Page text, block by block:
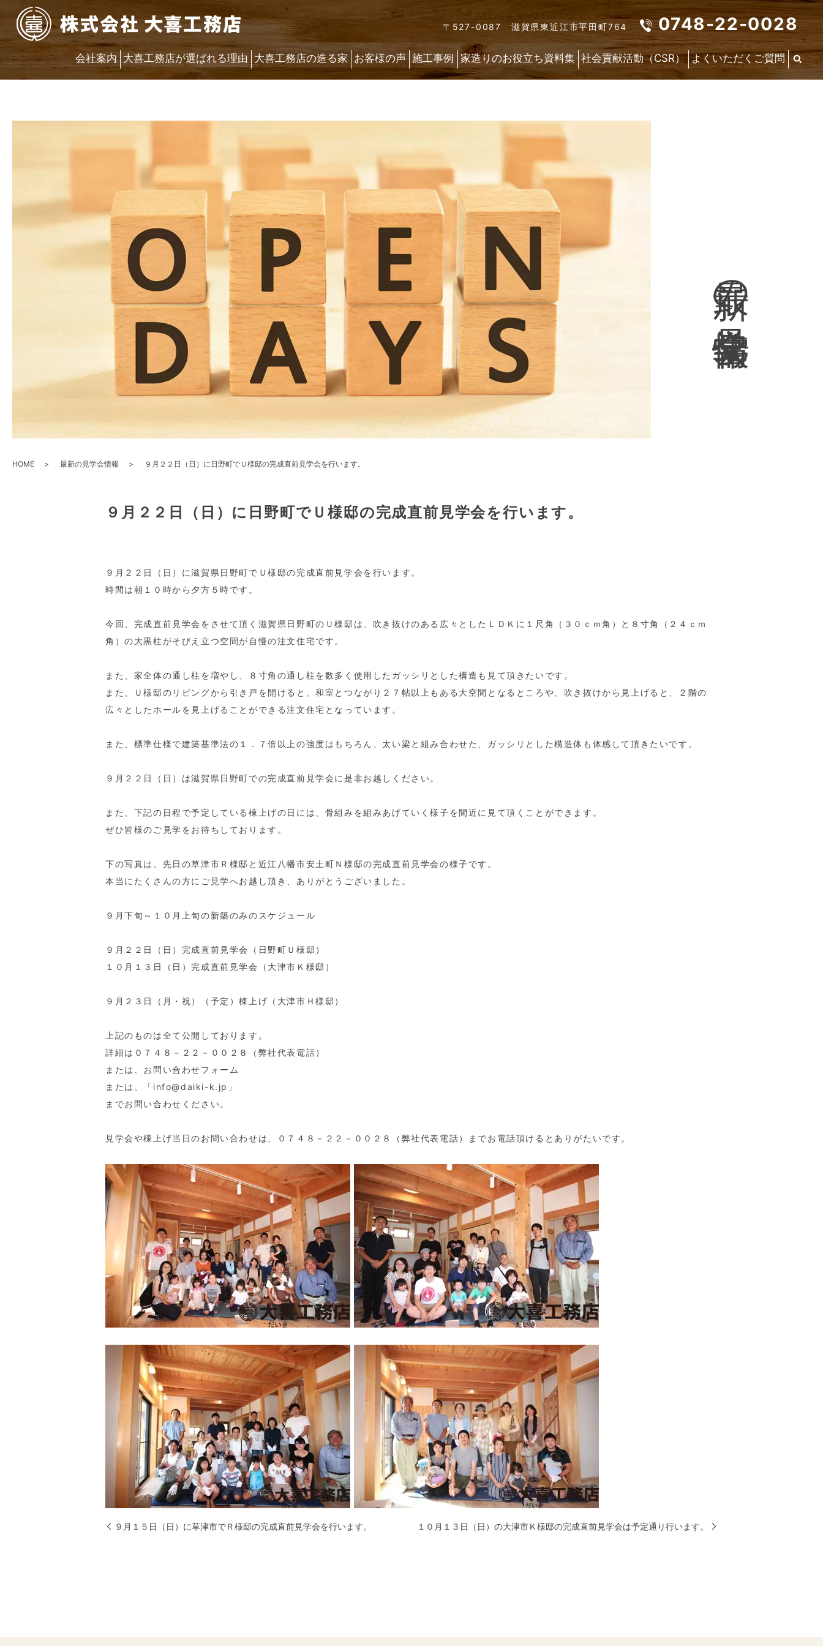
〒527-0087 滋賀県東近江市平田町764 0748-22-0028
会社案内 大喜工務店が選ばれる理由 大喜工務店の造る家 お客様の声 施工事例 家造りのお役立ち資料集 社会貢献活動（CSR） よくいただくご質問
の
HOME 最新の見学会情報 ９月２２日（日）に日野町でＵ様邸の完成直前見学会を行います。
９月２２日（日）に日野町でＵ様邸の完成直前見学会を行います。
９月２２日（日）に滋賀県日野町でＵ様邸の完成直前見学会を行います。
時間は朝１０時から夕方５時です。
今回、完成直前見学会をさせて頂く滋賀県日野町のＵ様邸は、吹き抜けのある広々としたＬＤＫに１尺角（３０ｃｍ角）と８寸角（２４ｃｍ
角）の大黒柱がそびえ立つ空間が自慢の注文住宅です。
また、家全体の通し柱を増やし、８寸角の通し柱を数多く使用したガッシリとした構造も見て頂きたいです。
また、Ｕ様邸のリビングから引き戸を開けると、和室とつながり２７帖以上もある大空間となるところや、吹き抜けから見上げると、２階の
広々としたホールを見上げることができる注文住宅となっています。
また、標準仕様で建築基準法の１．７倍以上の強度はもちろん、太い梁と組み合わせた、ガッシリとした構造体も体感して頂きたいです。
９月２２日（日）は滋賀県日野町での完成直前見学会に是非お越しください。
また、下記の日程で予定している棟上げの日には、骨組みを組みあげていく様子を間近に見て頂くことができます。
ぜひ皆様のご見学をお待ちしております。
下の写真は、先日の草津市Ｒ様邸と近江八幡市安土町Ｎ様邸の完成直前見学会の様子です。
本当にたくさんの方にご見学へお越し頂き、ありがとうございました。
９月下旬～１０月上旬の新築のみのスケジュール
９月２２日（日）完成直前見学会（日野町Ｕ様邸）
１０月１３日（日）完成直前見学会（大津市Ｋ様邸）
９月２３日（月・祝）（予定）棟上げ（大津市Ｈ様邸）
上記のものは全て公開しております。
詳細は０７４８－２２－００２８（弊社代表電話）
または、お問い合わせフォーム
または、「info@daiki-k.jp」
までお問い合わせください。
見学会や棟上げ当日のお問い合わせは、０７４８－２２－００２８（弊社代表電話）までお電話頂けるとありがたいです。
９月１５日（日）に草津市でＲ様邸の完成直前見学会を行います。 １０月１３日（日）の大津市Ｋ様邸の完成直前見学会は予定通り行います。